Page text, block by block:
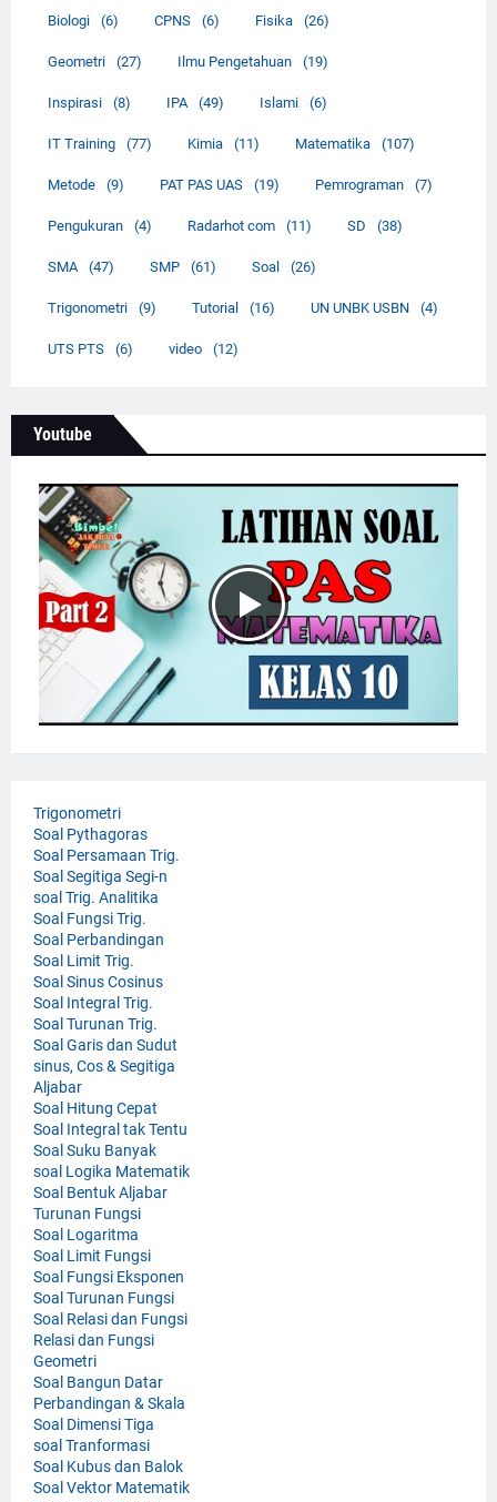
Biologi (6) CPNS (6) Fisika (26)
Geometri (27) Ilmu Pengetahuan (19)
Inspirasi (8) IPA (49) Islami (6)
IT Training (77) Kimia (11) Matematika (107)
Metode (9) PAT PAS UAS (19) Pemrograman (7)
Pengukuran (4) Radarhot com (11) SD (38)
SMA (47) SMP (61) Soal (26)
Trigonometri (9) Tutorial (16) UN UNBK USBN (4)
UTS PTS (6) video (12)
Youtube
Trigonometri
Soal Pythagoras
Soal Persamaan Trig.
Soal Segitiga Segi-n
soal Trig. Analitika
Soal Fungsi Trig.
Soal Perbandingan
Soal Limit Trig.
Soal Sinus Cosinus
Soal Integral Trig.
Soal Turunan Trig.
Soal Garis dan Sudut
sinus, Cos & Segitiga
Aljabar
Soal Hitung Cepat
Soal Integral tak Tentu
Soal Suku Banyak
soal Logika Matematik
Soal Bentuk Aljabar
Turunan Fungsi
Soal Logaritma
Soal Limit Fungsi
Soal Fungsi Eksponen
Soal Turunan Fungsi
Soal Relasi dan Fungsi
Relasi dan Fungsi
Geometri
Soal Bangun Datar
Perbandingan & Skala
Soal Dimensi Tiga
soal Tranformasi
Soal Kubus dan Balok
Soal Vektor Matematik